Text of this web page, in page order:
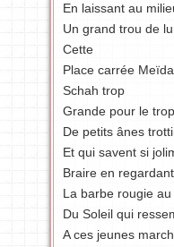
En laissant au
Un grand trou de
Cette
Place carrée
Schah trop
Grande pour le
De petits ânes
Et qui savent si
Braire en regardant
La barbe rougie
Du Soleil qui
A ces jeunes